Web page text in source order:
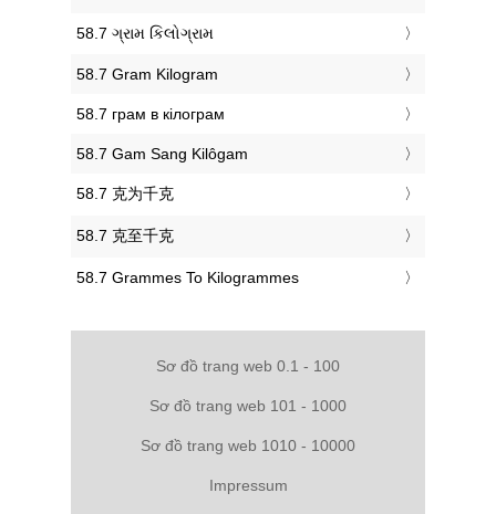
‎58.7 ગ્રામ કિલોગ્રામ
‎58.7 Gram Kilogram
‎58.7 грам в кілограм
‎58.7 Gam Sang Kilôgam
‎58.7 克为千克
‎58.7 克至千克
‎58.7 Grammes To Kilogrammes
Sơ đồ trang web 0.1 - 100
Sơ đồ trang web 101 - 1000
Sơ đồ trang web 1010 - 10000
Impressum